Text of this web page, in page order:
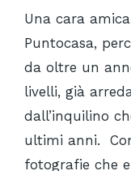
Una cara
Puntocasa,
da oltre un
livelli, già
dall’inquilino
ultimi anni.
fotografie che